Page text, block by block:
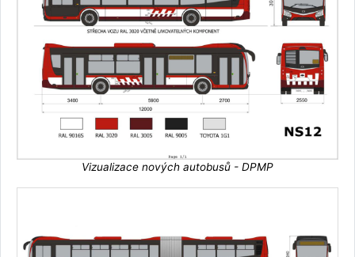
Vizualizace nových autobusů - DPMP